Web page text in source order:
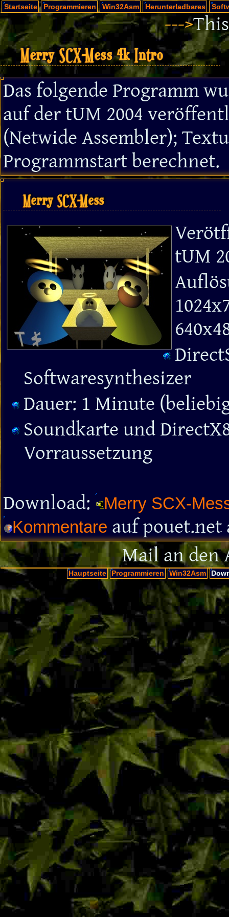
Startseite Programmieren Win32Asm Herunterladbares
--->
Merry SCX-Mess 4k Intro
Das folgende Programm
auf der tUM 2004
(Netwide Assembler);
Programmstart berechnet.
Merry SCX-Mess
tUM
Softwaresynthesizer
Dauer: 1 Minute
Soundkarte und
Vorraussetzung
Download:
Merry SCX-
Kommentare auf pouet.net
Mail an den
Hauptseite Programmieren Win32Asm